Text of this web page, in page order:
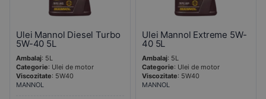
Ulei Mannol Diesel Turbo
5W-40 5L
Ambalaj: 5L
Categorie: Ulei de motor
Viscozitate: 5W40
MANNOL
Ulei Mannol Extreme 5W-
40 5L
Ambalaj: 5L
Categorie: Ulei de motor
Viscozitate: 5W40
MANNOL